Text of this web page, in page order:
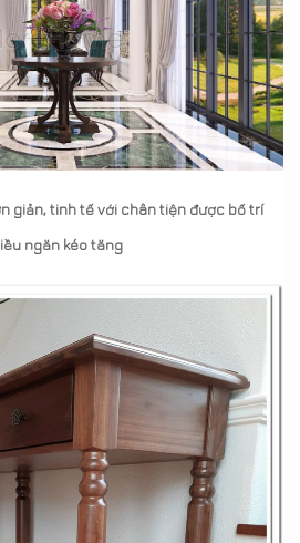
giản, tinh tế với chân tiện được bố trí
ngăn kéo tăng